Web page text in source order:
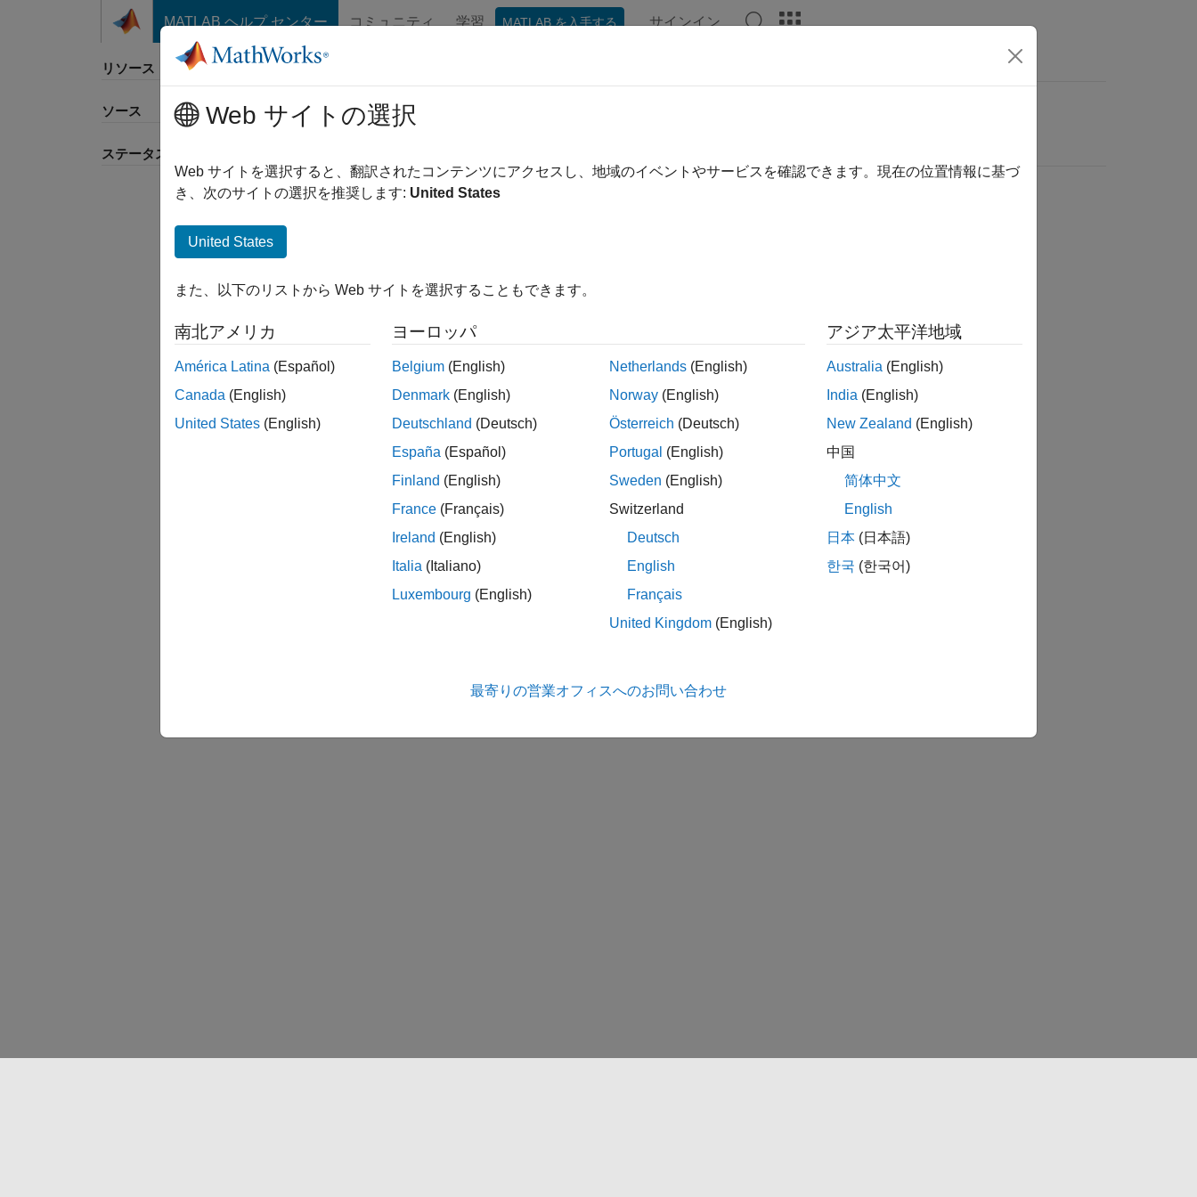
コンテンツへスキップ
MATLAB ヘルプ センター コミュニティ 学習 MATLAB を入手する サインイン
リソース
ソース
ステータス
並べ替え
Web サイトの選択
Web サイトを選択すると、翻訳されたコンテンツにアクセスし、地域のイベントやサービスを確認できます。現在の位置情報に基づ
き、次のサイトの選択を推奨します: United States
United States
また、以下のリストから Web サイトを選択することもできます。
南北アメリカ
América Latina (Español)
Canada (English)
United States (English)
ヨーロッパ
Belgium (English)
Denmark (English)
Deutschland (Deutsch)
España (Español)
Finland (English)
France (Français)
Ireland (English)
Italia (Italiano)
Luxembourg (English)
Netherlands (English)
Norway (English)
Österreich (Deutsch)
Portugal (English)
Sweden (English)
Switzerland
Deutsch
English
Français
United Kingdom (English)
アジア太平洋地域
Australia (English)
India (English)
New Zealand (English)
中国
简体中文
English
日本 (日本語)
한국 (한국어)
最寄りの営業オフィスへのお問い合わせ